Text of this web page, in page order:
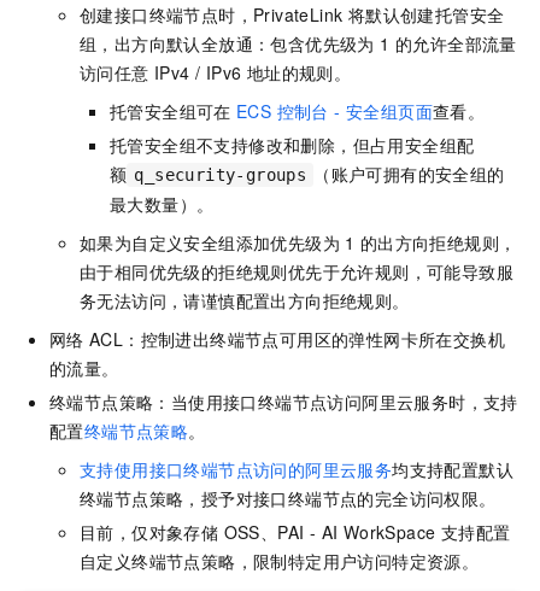
创建接口终端节点时，PrivateLink 将默认创建托管安全
组，出方向默认全放通：包含优先级为 1 的允许全部流量
访问任意 IPv4 / IPv6 地址的规则。
托管安全组可在 ECS 控制台 - 安全组页面查看。
托管安全组不支持修改和删除，但占用安全组配
额 q_security-groups
（账户可拥有的安全组的
最大数量）。
如果为自定义安全组添加优先级为 1 的出方向拒绝规则，
由于相同优先级的拒绝规则优先于允许规则，可能导致服
务无法访问，请谨慎配置出方向拒绝规则。
网络 ACL：控制进出终端节点可用区的弹性网卡所在交换机
的流量。
终端节点策略：当使用接口终端节点访问阿里云服务时，支持
配置终端节点策略。
支持使用接口终端节点访问的阿里云服务均支持配置默认
终端节点策略，授予对接口终端节点的完全访问权限。
目前，仅对象存储 OSS、PAI - AI WorkSpace 支持配置
自定义终端节点策略，限制特定用户访问特定资源。